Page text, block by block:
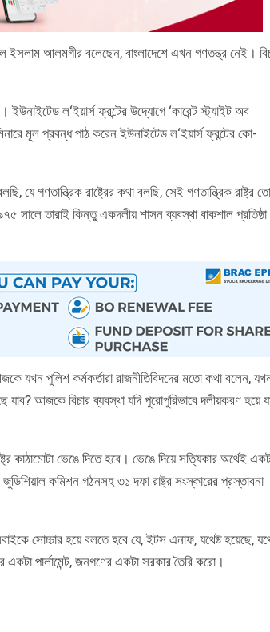
ইসলাম আলমগীর বলেছেন, বাংলাদেশে এখন গণতন্ত্র নেই।
ল‘ইয়ার্স ফ্রন্টের উদ্যোগে ‘কারেন্ট স্ট্যাইট অব
মূল প্রবন্ধ পাঠ করেন ইউনাইটেড ল‘ইয়ার্স ফ্রন্টের কো-
গণতান্ত্রিক রাষ্ট্রের কথা বলছি, সেই গণতান্ত্রিক রাষ্ট্র তো
সালে তারাই কিন্তু একদলীয় শাসন ব্যবস্থা বাকশাল প্রতিষ্ঠা
যখন পুলিশ কর্মকর্তারা রাজনীতিবিদদের মতো কথা বলেন,
আজকে বিচার ব্যবস্থা যদি পুরোপুরিভাবে দলীয়করণ হয়ে
কাঠামোটা ভেঙে দিতে হবে। ভেঙে দিয়ে সত্যিকার অর্থেই
জুডিশিয়াল কমিশন গঠনসহ ৩১ দফা রাষ্ট্র সংস্কারের প্রস্তাবনা
সোচ্চার হয়ে বলতে হবে যে, ইটস এনাফ, যথেষ্ট হয়েছে,
পার্লামেন্ট, জনগণের একটা সরকার তৈরি করো।